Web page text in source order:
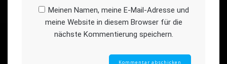
Meinen Namen, meine E-Mail-Adresse und
meine Website in diesem Browser für die
nächste Kommentierung speichern.